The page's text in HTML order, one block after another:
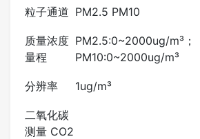
粒子通道 PM2.5 PM10
质量浓度
量程
PM2.5:0~2000ug/m³；
PM10:0~2000ug/m³
分辨率 1ug/m³
二氧化碳
测量 CO2